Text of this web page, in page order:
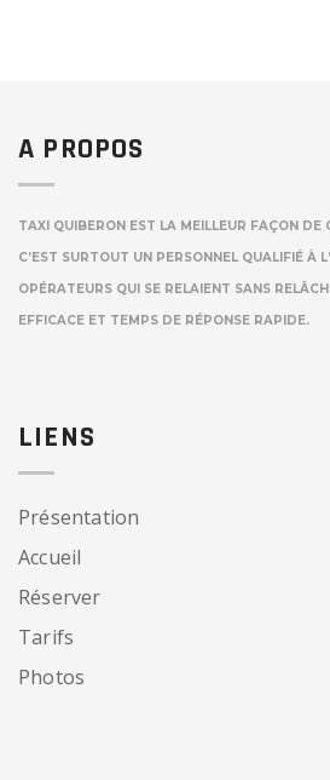
A PROPOS
TAXI QUIBERON EST LA MEILLEUR FAÇON
C’EST SURTOUT UN PERSONNEL QUALIFIÉ À
OPÉRATEURS QUI SE RELAIENT SANS
EFFICACE ET TEMPS DE RÉPONSE RAPIDE.
LIENS
Présentation
Accueil
Réserver
Tarifs
Photos